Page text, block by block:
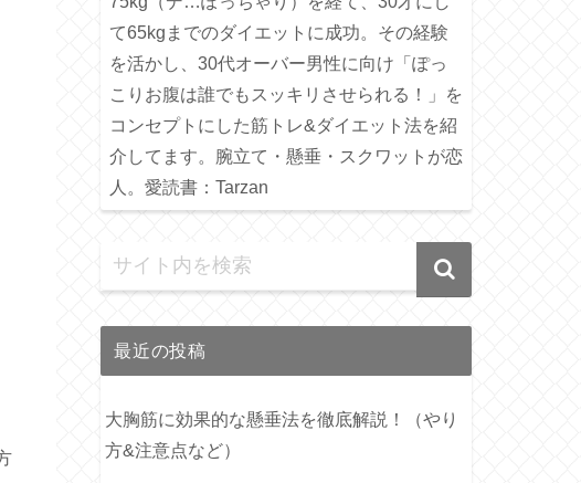
て65kgまでのダイエットに成功。その経験
を活かし、30代オーバー男性に向け「ぽっ
こりお腹は誰でもスッキリさせられる！」を
コンセプトにした筋トレ&ダイエット法を紹
介してます。腕立て・懸垂・スクワットが恋
人。愛読書：Tarzan
最近の投稿
大胸筋に効果的な懸垂法を徹底解説！（やり
方&注意点など）